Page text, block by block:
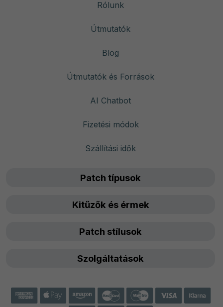
Rólunk
Útmutatók
Blog
Útmutatók és Források
AI Chatbot
Fizetési módok
Szállítási idők
Patch típusok
Kitűzők és érmek
Patch stílusok
Szolgáltatások